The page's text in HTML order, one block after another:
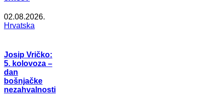
02.08.2026.
Hrvatska
Josip Vričko:
5. kolovoza –
dan
bošnjačke
nezahvalnosti